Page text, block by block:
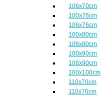
106x70cm
100x76cm
106x76cm
100x80cm
106x80cm
100x90cm
106x90cm
100x100cm
110x70cm
110x76cm